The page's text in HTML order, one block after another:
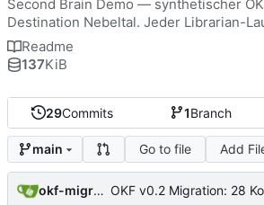
29Commits 1Branch
main Go to file Add
okf-migration
Second Brain Demo — synthetischer
Destination Nebeltal. Jeder Librarian-
Readme
137KiB